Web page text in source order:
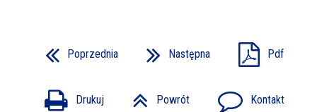
Poprzednia Następna Pdf
Drukuj Powrót Kontakt